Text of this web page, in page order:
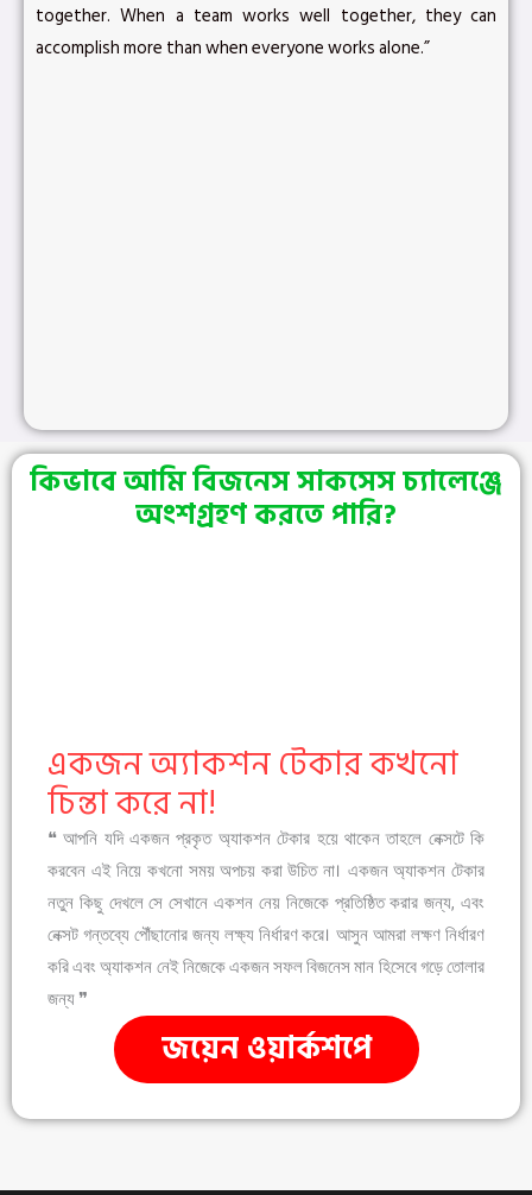
together. When a team works well together, they can
accomplish more than when everyone works alone.”
কিভাবে আমি বিজনেস সাকসেস চ্যালেঞ্জে
অংশগ্রহণ করতে পারি?
একজন অ্যাকশন টেকার কখনো
চিন্তা করে না!
❝ আপনি যদি একজন প্রকৃত অ্যাকশন টেকার হয়ে থাকেন তাহলে নেক্সটে কি
করবেন এই নিয়ে কখনো সময় অপচয় করা উচিত না। একজন অ্যাকশন টেকার
নতুন কিছু দেখলে সে সেখানে একশন নেয় নিজেকে প্রতিষ্ঠিত করার জন্য, এবং
নেক্সট গন্তব্যে পৌঁছানোর জন্য লক্ষ্য নির্ধারণ করে। আসুন আমরা লক্ষণ নির্ধারণ
করি এবং অ্যাকশন নেই নিজেকে একজন সফল বিজনেস মান হিসেবে গড়ে তোলার
জন্য ❞
জয়েন ওয়ার্কশপে